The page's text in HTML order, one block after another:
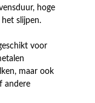
hoge
slijpen.
voor
maar ook
andere